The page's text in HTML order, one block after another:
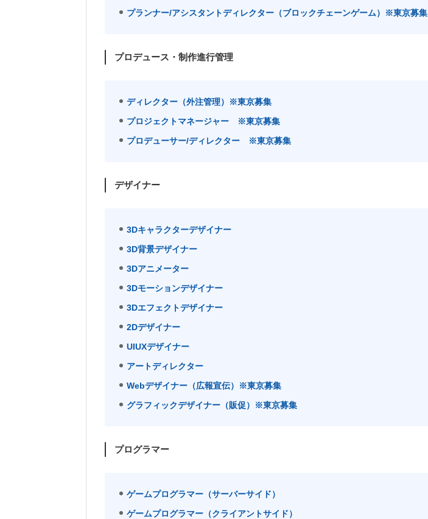
プランナー/アシスタントディレクター（ブロックチェーンゲーム）※東京募集
プロデュース・制作進行管理
ディレクター（外注管理）※東京募集
プロジェクトマネージャー ※東京募集
プロデューサー/ディレクター ※東京募集
デザイナー
3Dキャラクターデザイナー
3D背景デザイナー
3Dアニメーター
3Dモーションデザイナー
3Dエフェクトデザイナー
2Dデザイナー
UIUXデザイナー
アートディレクター
Webデザイナー（広報宣伝）※東京募集
グラフィックデザイナー（販促）※東京募集
プログラマー
ゲームプログラマー（サーバーサイド）
ゲームプログラマー（クライアントサイド）